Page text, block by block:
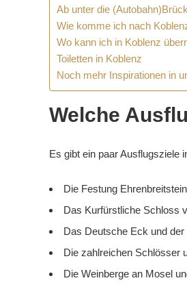
Ab unter die
Wie komme ich nach
Wo kann ich in Koblenz
Toiletten in Koblenz
Noch mehr Inspirationen in
Welche
Es gibt ein paar Ausflugsziele
Die Festung Ehrenbreitstein
Das Kurfürstliche Schloss
Das Deutsche Eck und
Die zahlreichen Schlösser
Die Weinberge an Mosel